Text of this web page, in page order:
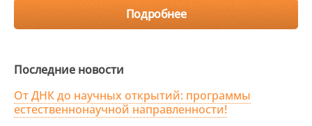
Подробнее
Последние новости
От ДНК до научных открытий: программы
естественнонаучной направленности!